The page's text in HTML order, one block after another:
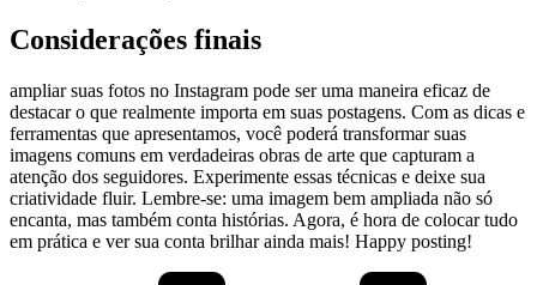
Considerações finais
ampliar suas ⁤fotos no Instagram pode ser​ uma maneira eficaz de
‌destacar o que ‌realmente ‌importa em suas postagens. Com as dicas e
ferramentas⁢ que apresentamos, você⁤ poderá transformar suas
imagens comuns em verdadeiras obras⁣ de arte que⁣ capturam a
atenção ‌dos seguidores. Experimente essas⁣ técnicas e ⁤deixe ⁢sua
criatividade fluir. Lembre-se: uma ‍imagem bem ampliada não só
encanta, mas⁣ também conta ⁤histórias. Agora,​ é hora de colocar tudo
⁣em‌ prática ⁢e ​ver ⁢sua ⁣conta brilhar ainda‌ mais! Happy posting!